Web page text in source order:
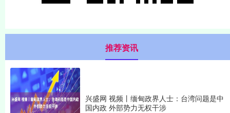
推荐资讯
兴盛网 视频丨缅甸政界人士：台湾问题是中
国内政 外部势力无权干涉